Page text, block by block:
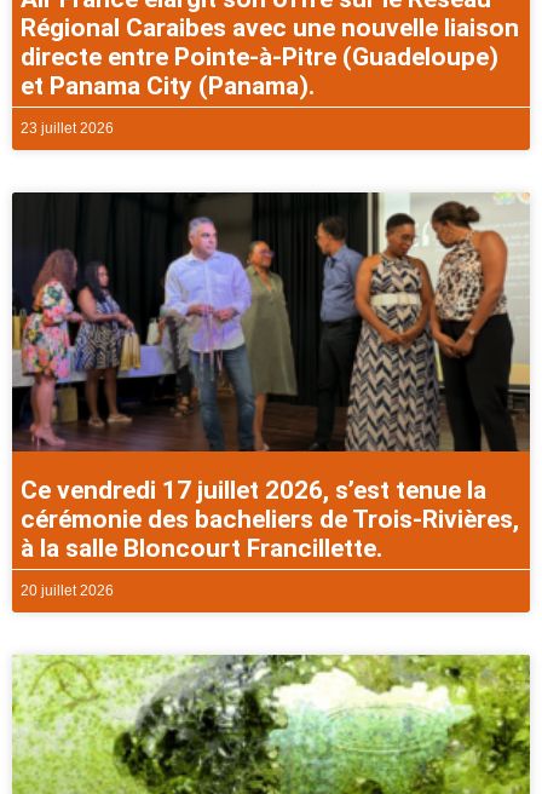
Régional Caraibes avec une nouvelle liaison
directe entre Pointe-à-Pitre (Guadeloupe)
et Panama City (Panama).
23 juillet 2026
Ce vendredi 17 juillet 2026, s’est tenue la
cérémonie des bacheliers de Trois-Rivières,
à la salle Bloncourt Francillette.
20 juillet 2026